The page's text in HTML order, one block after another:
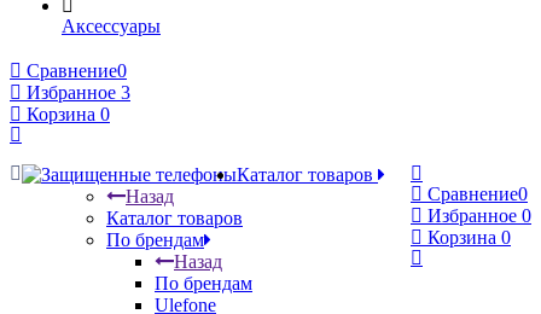
Аксессуары
Сравнение0
Избранное 3
Корзина 0
Сравнение0
Избранное 0
Корзина 0
Каталог товаров
Назад
Каталог товаров
По брендам
Назад
По брендам
Ulefone